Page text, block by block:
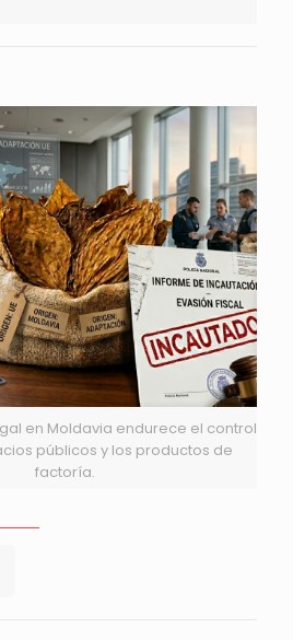
en Moldavia endurece el control
públicos y los productos de
factoría.